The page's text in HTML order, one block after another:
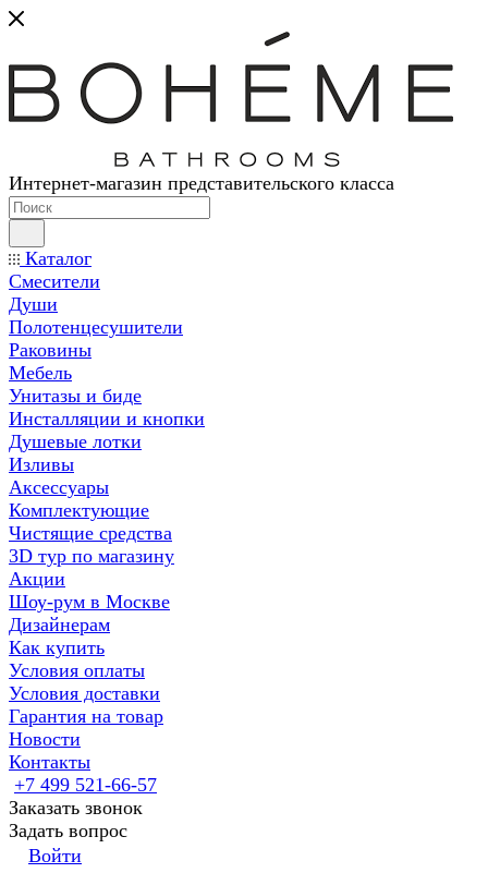
Интернет-магазин представительского класса
Каталог
Смесители
Души
Полотенцесушители
Раковины
Мебель
Унитазы и биде
Инсталляции и кнопки
Душевые лотки
Изливы
Аксессуары
Комплектующие
Чистящие средства
3D тур по магазину
Акции
Шоу-рум в Москве
Дизайнерам
Как купить
Условия оплаты
Условия доставки
Гарантия на товар
Новости
Контакты
+7 499 521-66-57
Заказать звонок
Задать вопрос
Войти